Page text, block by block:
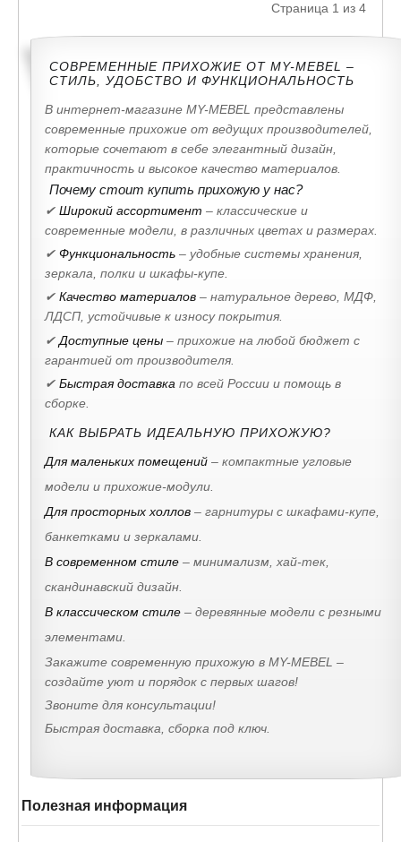
Страница 1 из 4
СОВРЕМЕННЫЕ ПРИХОЖИЕ ОТ MY-MEBEL –
СТИЛЬ, УДОБСТВО И ФУНКЦИОНАЛЬНОСТЬ
В интернет-магазине MY-MEBEL представлены
современные прихожие от ведущих производителей,
которые сочетают в себе элегантный дизайн,
практичность и высокое качество материалов.
Почему стоит купить прихожую у нас?
✔ Широкий ассортимент – классические и
современные модели, в различных цветах и размерах.
✔ Функциональность – удобные системы хранения,
зеркала, полки и шкафы-купе.
✔ Качество материалов – натуральное дерево, МДФ,
ЛДСП, устойчивые к износу покрытия.
✔ Доступные цены – прихожие на любой бюджет с
гарантией от производителя.
✔ Быстрая доставка по всей России и помощь в
сборке.
КАК ВЫБРАТЬ ИДЕАЛЬНУЮ ПРИХОЖУЮ?
Для маленьких помещений – компактные угловые
модели и прихожие-модули.
Для просторных холлов – гарнитуры с шкафами-купе,
банкетками и зеркалами.
В современном стиле – минимализм, хай-тек,
скандинавский дизайн.
В классическом стиле – деревянные модели с резными
элементами.
Закажите современную прихожую в MY-MEBEL –
создайте уют и порядок с первых шагов!
Звоните для консультации!
Быстрая доставка, сборка под ключ.
Полезная информация